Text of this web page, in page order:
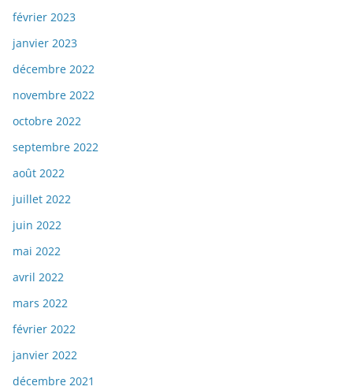
février 2023
janvier 2023
décembre 2022
novembre 2022
octobre 2022
septembre 2022
août 2022
juillet 2022
juin 2022
mai 2022
avril 2022
mars 2022
février 2022
janvier 2022
décembre 2021